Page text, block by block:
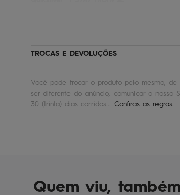
TROCAS E DEVOLUÇÕES
Você pode trocar o produto pelo mesmo,
ser diferente do anúncio, comunicar o
30 (trinta) dias corridos... Confiras as regras.
Quem viu,